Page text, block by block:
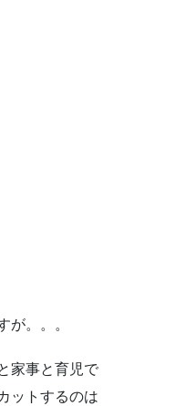
が。。。
家事と育児で
ットするのは